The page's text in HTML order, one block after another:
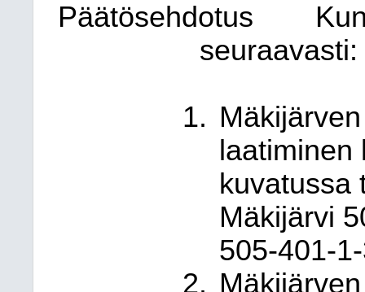
Päätösehdotus
seuraavasti:
kuvatussa
Mäkijärvi
505-401-